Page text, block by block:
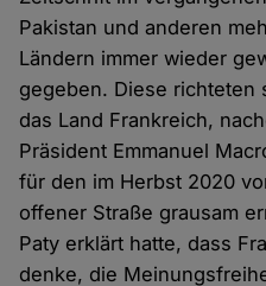
Pakistan und anderen
Ländern immer wieder
gegeben. Diese richteten
das Land Frankreich,
Präsident Emmanuel
für den im Herbst 2020
offener Straße grausam
Paty erklärt hatte, dass
denke, die